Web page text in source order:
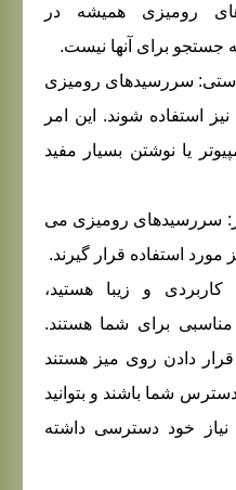
رومیزی همیشه در
جستجو برای آنها نیست.
سررسیدهای رومیزی
استفاده شوند. این امر
یا نوشتن بسیار مفید
سررسیدهای رومیزی می
مورد استفاده قرار گیرند.
و زیبا هستید،
برای شما هستند.
قرار دادن روی میز هستند
شما باشند و بتوانید
خود دسترسی داشته